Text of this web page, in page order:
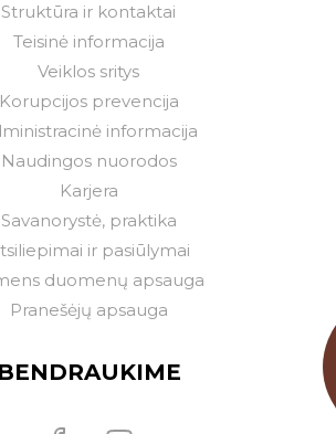
Struktūra ir kontaktai
Teisinė informacija
Veiklos sritys
Korupcijos prevencija
informacija
Naudingos nuorodos
Karjera
Savanorystė, praktika
ir pasiūlymai
duomenų apsauga
Pranešėjų apsauga
BENDRAUKIME